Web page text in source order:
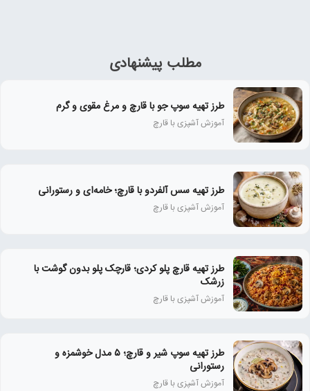
مطلب پیشنهادی
طرز تهیه سوپ جو با قارچ و مرغ مقوی و گرم
آموزش آشپزی با قارچ
طرز تهیه سس آلفردو با قارچ؛ خامه‌ای و رستورانی
آموزش آشپزی با قارچ
طرز تهیه قارچ پلو کردی؛ قارچک پلو بدون گوشت با
زرشک
آموزش آشپزی با قارچ
طرز تهیه سوپ شیر و قارچ؛ ۵ مدل خوشمزه و
رستورانی
آموزش آشپزی با قارچ